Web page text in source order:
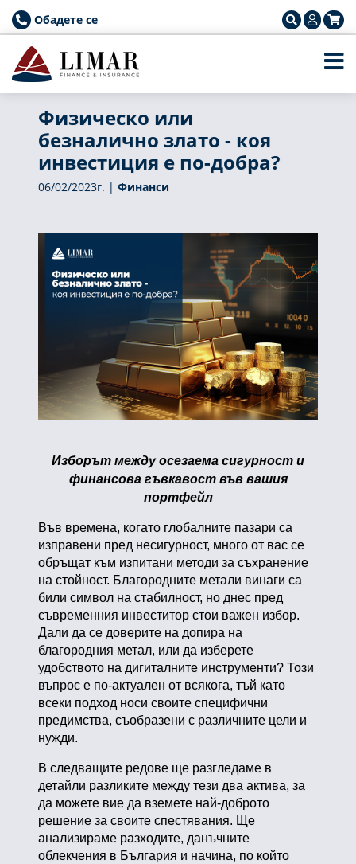
Обадете се
Физическо или
безналично злато - коя
инвестиция е по-добра?
06/02/2023г. | Финанси
Изборът между осезаема сигурност и
финансова гъвкавост във вашия
портфейл
Във времена, когато глобалните пазари са
изправени пред несигурност, много от вас се
обръщат към изпитани методи за съхранение
на стойност. Благородните метали винаги са
били символ на стабилност, но днес пред
съвременния инвеститор стои важен избор.
Дали да се доверите на допира на
благородния метал, или да изберете
удобството на дигиталните инструменти? Този
въпрос е по-актуален от всякога, тъй като
всеки подход носи своите специфични
предимства, съобразени с различните цели и
нужди.
В следващите редове ще разгледаме в
детайли разликите между тези два актива, за
да можете вие да вземете най-доброто
решение за своите спестявания. Ще
анализираме разходите, данъчните
облекчения в България и начина, по който